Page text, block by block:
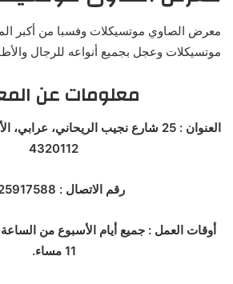
معرض الصاوي موتسيكلات وفسبا من أكبر
موتسيكلات وعجل بجميع أنواعه للرجال
معلومات عن
العنوان : 25 شارع نجيب الريحاني،
4320112
رقم الاتصال : 0225917588
11 مساء.